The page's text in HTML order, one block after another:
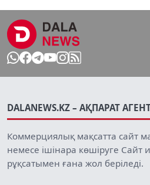
DALANEWS.KZ – АҚПАРАТ
Коммерциялық мақсатта сайт
немесе ішінара көшіруге Сайт
рұқсатымен ғана жол беріледі.